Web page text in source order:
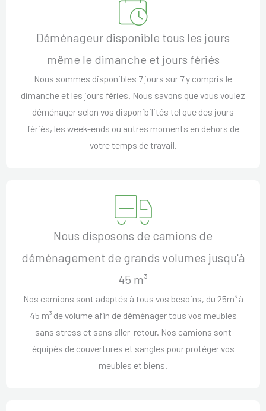
Déménageur disponible tous les jours
même le dimanche et jours fériés
Nous sommes disponibles 7 jours sur 7 y compris le
dimanche et les jours féries. Nous savons que vous voulez
déménager selon vos disponibilités tel que des jours
fériés, les week-ends ou autres moments en dehors de
votre temps de travail.
Nous disposons de camions de
déménagement de grands volumes jusqu'à
45 m³
Nos camions sont adaptés à tous vos besoins, du 25m³ à
45 m³ de volume afin de déménager tous vos meubles
sans stress et sans aller-retour. Nos camions sont
équipés de couvertures et sangles pour protéger vos
meubles et biens.